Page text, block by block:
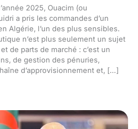
2025, Ouacim (ou
a pris les commandes d’un
Algérie, l’un des plus sensibles.
n’est plus seulement un sujet
de parts de marché : c’est un
de gestion des pénuries,
d’approvisionnement et, […]